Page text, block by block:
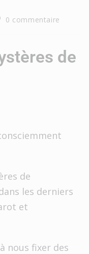
0 commentaire
de
de
les derniers
et
nous fixer des